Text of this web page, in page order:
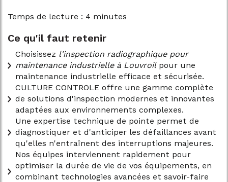
Temps de lecture : 4 minutes
Ce qu'il faut retenir
Choisissez l'inspection radiographique pour
maintenance industrielle à Louvroilpour une
maintenance industrielle efficace et sécurisée.
CULTURE CONTROLE offre une gamme complète
de solutions d'inspection modernes et innovantes
adaptées aux environnements complexes.
Une expertise technique de pointe permet de
diagnostiquer et d'anticiper les défaillances avant
qu'elles n'entraînent des interruptions majeures.
Nos équipes interviennent rapidement pour
optimiser la durée de vie de vos équipements, en
combinant technologies avancées et savoir-faire